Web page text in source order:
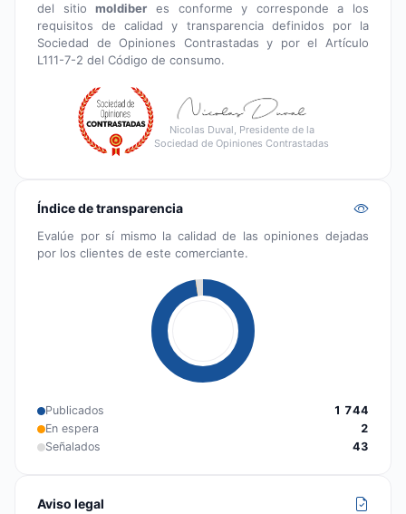
del sitiomoldiber es conforme y corresponde a los
requisitos de calidad y transparencia definidos por la
Sociedad de Opiniones Contrastadas y por el Artículo
L111-7-2 del Código de consumo.
Nicolas Duval, Presidente de la
Sociedad de Opiniones Contrastadas
Índice de transparencia
Evalúe por sí mismo la calidad de las opiniones dejadas
por los clientes de este comerciante.
Publicados
1 744
En espera
2
Señalados
43
Aviso legal